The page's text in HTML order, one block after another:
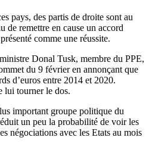
pays, des partis de droite sont au
de remettre en cause un accord
comme une réussite.
Donal Tusk, membre du PPE,
du 9 février en annonçant que
d’euros entre 2014 et 2020.
lui tourner le dos.
important groupe politique du
un peu la probabilité de voir les
négociations avec les Etats au mois